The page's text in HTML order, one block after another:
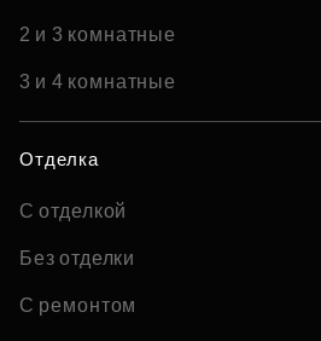
2 и 3 комнатные
3 и 4 комнатные
Отделка
С отделкой
Без отделки
С ремонтом